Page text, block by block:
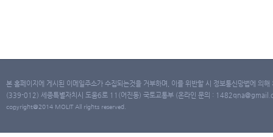
본 홈페이지에 게시된 이메일주소가 수집되는것을 거부하며, 이를 위반할 시 정보통신망법에 의
(339-012) 세종특별자치시 도움6로 11(어진동) 국토교통부 (온라인 문의 :
copyright@2014 MOLIT All rights reserved.